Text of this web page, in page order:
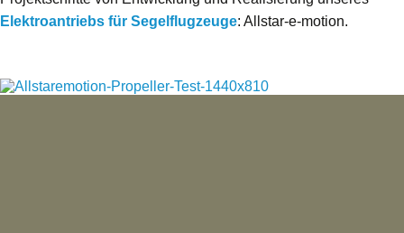
Elektroantriebs für Segelflugzeuge: Allstar-e-motion.